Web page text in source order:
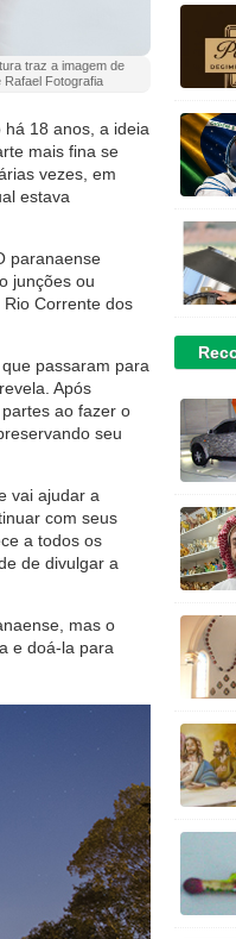
traz a imagem de
Rafael Fotografia
18 anos, a ideia
mais fina se
vezes, em
estava
paranaense
junções ou
Corrente dos
passaram para
Após
ao fazer o
seu
vai ajudar a
com seus
a todos os
de divulgar a
mas o
e doá-la para